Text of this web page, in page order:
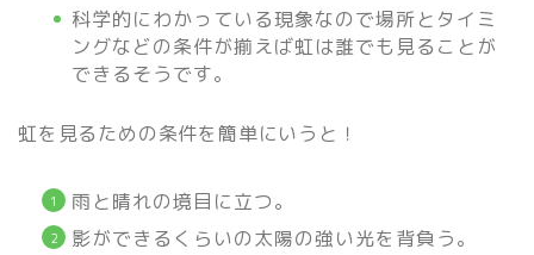
科学的にわかっている現象なので場所とタイミ
ングなどの条件が揃えば虹は誰でも見ることが
できるそうです。
虹を見るための条件を簡単にいうと！
雨と晴れの境目に立つ。
影ができるくらいの太陽の強い光を背負う。